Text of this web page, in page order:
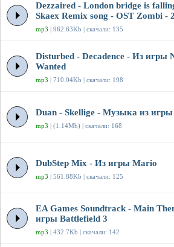
Dezzaired - London bridge is
Skaex Remix song - OST Zombi -
mp3 | 962.63Kb | скачали: 135
Disturbed - Decadence - Из игры
Wanted
mp3 | 710.04Kb | скачали: 198
Duan - Skellige - Музыка из
mp3 | (1.14Mb) | скачали: 168
DubStep Mix - Из игры Mario
mp3 | 561.88Kb | скачали: 125
EA Games Soundtrack - Main
игры Battlefield 3
mp3 | 432.7Kb | скачали: 142